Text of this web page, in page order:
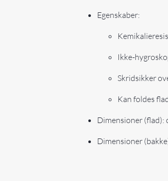
Egenskaber:
Ikke-
Skridsikker
Kan foldes
Dimensioner (flad):
Dimensioner